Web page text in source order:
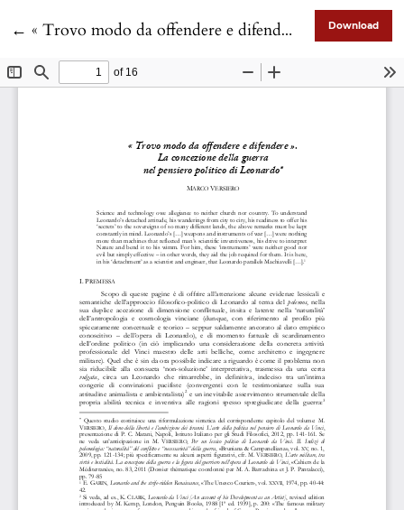
← Return to Article Details
« Trovo modo da offendere e difendere ». La concezione della guerra nel pensiero politico di Leonardo Download